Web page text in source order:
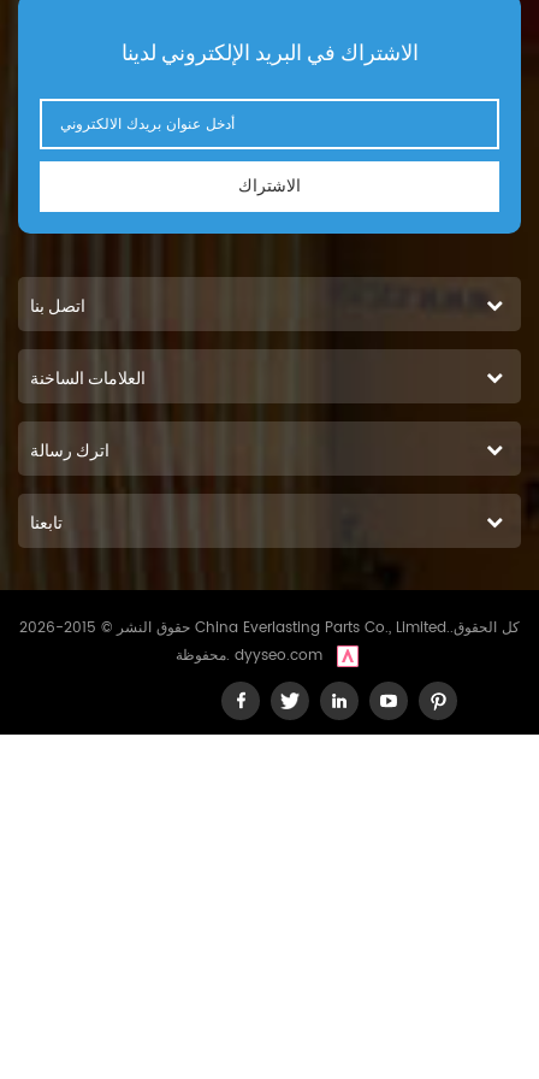
الاشتراك في البريد الإلكتروني لدينا
الاشتراك
اتصل بنا
العلامات الساخنة
اترك رسالة
تابعنا
حقوق النشر © 2015-2026 China Everlasting Parts Co., Limited..كل الحقوق
محفوظة. dyyseo.com